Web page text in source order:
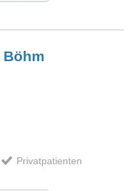
Böhm
Privatpatienten